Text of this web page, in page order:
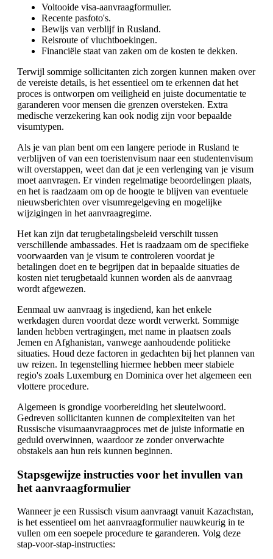
Voltooide visa-aanvraagformulier.
Recente pasfoto's.
Bewijs van verblijf in Rusland.
Reisroute of vluchtboekingen.
Financiële staat van zaken om de kosten te dekken.
Terwijl sommige sollicitanten zich zorgen kunnen maken over
de vereiste details, is het essentieel om te erkennen dat het
proces is ontworpen om veiligheid en juiste documentatie te
garanderen voor mensen die grenzen oversteken. Extra
medische verzekering kan ook nodig zijn voor bepaalde
visumtypen.
Als je van plan bent om een langere periode in Rusland te
verblijven of van een toeristenvisum naar een studentenvisum
wilt overstappen, weet dan dat je een verlenging van je visum
moet aanvragen. Er vinden regelmatige beoordelingen plaats,
en het is raadzaam om op de hoogte te blijven van eventuele
nieuwsberichten over visumregelgeving en mogelijke
wijzigingen in het aanvraagregime.
Het kan zijn dat terugbetalingsbeleid verschilt tussen
verschillende ambassades. Het is raadzaam om de specifieke
voorwaarden van je visum te controleren voordat je
betalingen doet en te begrijpen dat in bepaalde situaties de
kosten niet terugbetaald kunnen worden als de aanvraag
wordt afgewezen.
Eenmaal uw aanvraag is ingediend, kan het enkele
werkdagen duren voordat deze wordt verwerkt. Sommige
landen hebben vertragingen, met name in plaatsen zoals
Jemen en Afghanistan, vanwege aanhoudende politieke
situaties. Houd deze factoren in gedachten bij het plannen van
uw reizen. In tegenstelling hiermee hebben meer stabiele
regio's zoals Luxemburg en Dominica over het algemeen een
vlottere procedure.
Algemeen is grondige voorbereiding het sleutelwoord.
Gedreven sollicitanten kunnen de complexiteiten van het
Russische visumaanvraagproces met de juiste informatie en
geduld overwinnen, waardoor ze zonder onverwachte
obstakels aan hun reis kunnen beginnen.
Stapsgewijze instructies voor het invullen van
het aanvraagformulier
Wanneer je een Russisch visum aanvraagt vanuit Kazachstan,
is het essentieel om het aanvraagformulier nauwkeurig in te
vullen om een soepele procedure te garanderen. Volg deze
stap-voor-stap-instructies: